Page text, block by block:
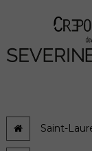
Saint-